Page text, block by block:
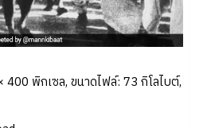
400 พิกเซล, ขนาดไฟล์: 73 กิโลไบต์,